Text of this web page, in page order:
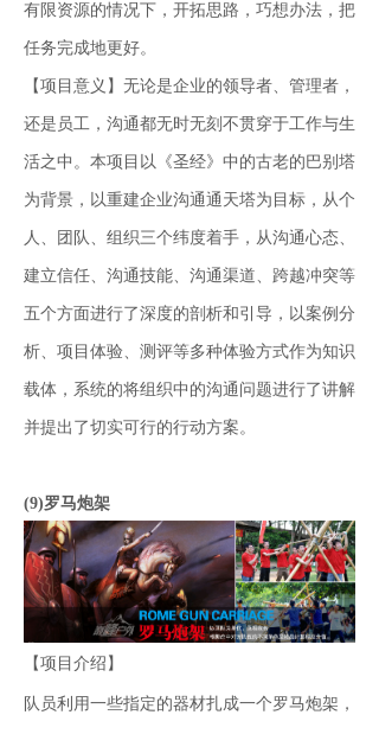
有限资源的情况下，开拓思路，巧想办法，把
任务完成地更好。
【项目意义】无论是企业的领导者、管理者，
还是员工，沟通都无时无刻不贯穿于工作与生
活之中。本项目以《圣经》中的古老的巴别塔
为背景，以重建企业沟通通天塔为目标，从个
人、团队、组织三个纬度着手，从沟通心态、
建立信任、沟通技能、沟通渠道、跨越冲突等
五个方面进行了深度的剖析和引导，以案例分
析、项目体验、测评等多种体验方式作为知识
载体，系统的将组织中的沟通问题进行了讲解
并提出了切实可行的行动方案。
(9)罗马炮架
【项目介绍】
队员利用一些指定的器材扎成一个罗马炮架，